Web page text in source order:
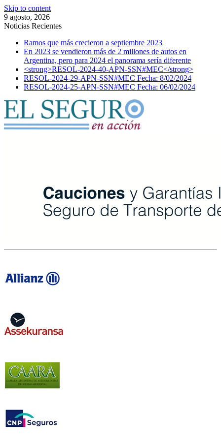
Skip to content
9 agosto, 2026
Noticias Recientes
Ramos que más crecieron a septiembre 2023
En 2023 se vendieron más de 2 millones de autos en
Argentina, pero para 2024 el panorama sería diferente
<strong>RESOL-2024-40-APN-SSN#MEC</strong>
RESOL-2024-29-APN-SSN#MEC Fecha: 8/02/2024
RESOL-2024-25-APN-SSN#MEC Fecha: 06/02/2024